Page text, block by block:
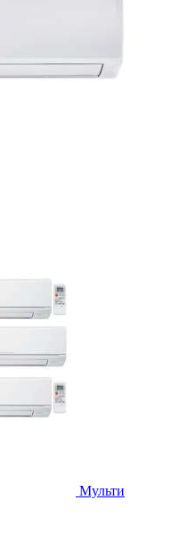
Мульти